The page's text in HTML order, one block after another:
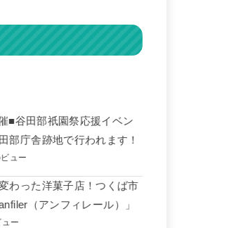
■谷田部祇園祭応援イベン
部庁舎跡地で行われます！
ュー
わった洋菓子店！つくば市
（アンフィレール）」
ー